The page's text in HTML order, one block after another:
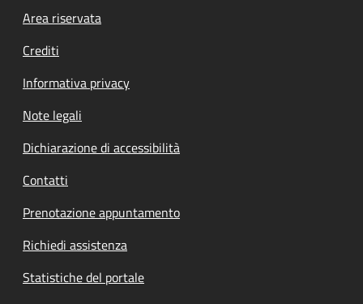
Footer menu
Area riservata
Crediti
Informativa privacy
Note legali
Dichiarazione di accessibilità
Contatti
Prenotazione appuntamento
Richiedi assistenza
Statistiche del portale